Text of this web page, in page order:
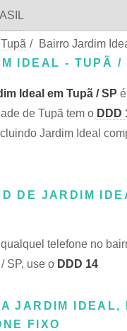
Tupã /
Bairro Jardim
IDEAL - TUPÃ /
Ideal em Tupã / SP
de Tupã tem o DDD
Jardim Ideal
DE JARDIM
telefone no
SP, use o DDD 14
JARDIM IDEAL,
FIXO